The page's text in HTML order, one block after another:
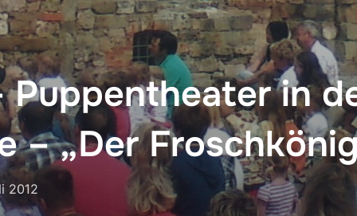
Puppentheater in
– „Der
2012